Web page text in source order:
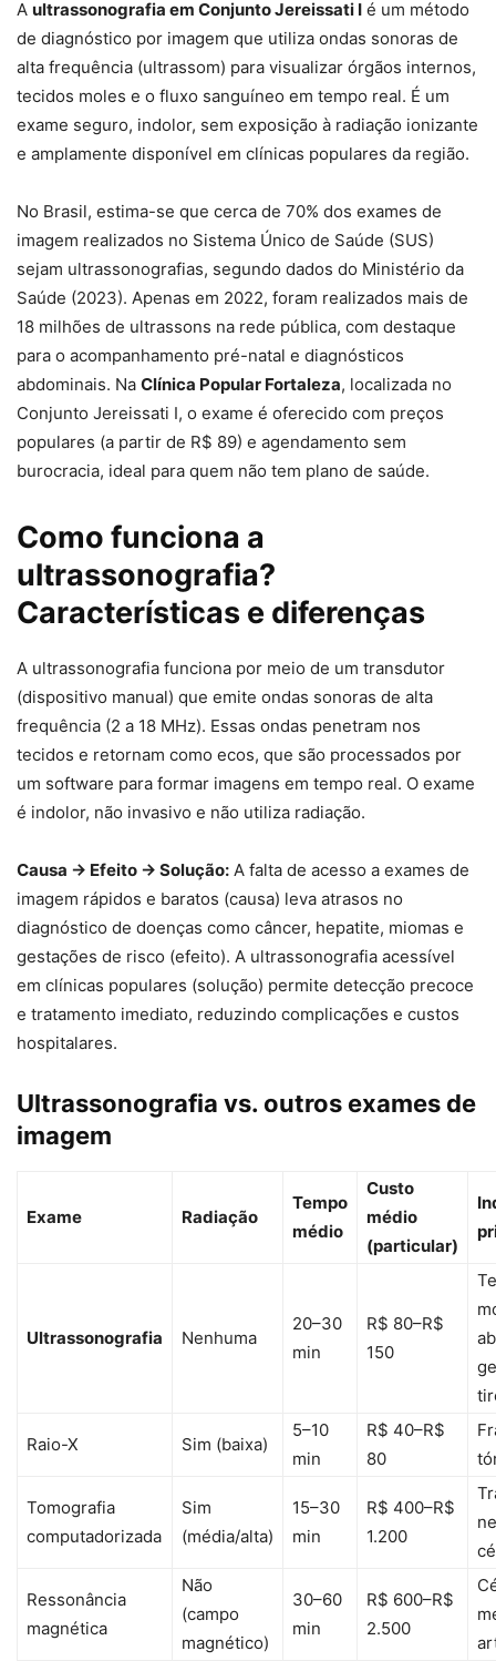
A ultrassonografia em Conjunto Jereissati I é um método
de diagnóstico por imagem que utiliza ondas sonoras de
alta frequência (ultrassom) para visualizar órgãos internos,
tecidos moles e o fluxo sanguíneo em tempo real. É um
exame seguro, indolor, sem exposição à radiação ionizante
e amplamente disponível em clínicas populares da região.
No Brasil, estima-se que cerca de 70% dos exames de
imagem realizados no Sistema Único de Saúde (SUS)
sejam ultrassonografias, segundo dados do Ministério da
Saúde (2023). Apenas em 2022, foram realizados mais de
18 milhões de ultrassons na rede pública, com destaque
para o acompanhamento pré-natal e diagnósticos
abdominais. Na Clínica Popular Fortaleza, localizada no
Conjunto Jereissati I, o exame é oferecido com preços
populares (a partir de R$ 89) e agendamento sem
burocracia, ideal para quem não tem plano de saúde.
Como funciona a
ultrassonografia?
Características e diferenças
A ultrassonografia funciona por meio de um transdutor
(dispositivo manual) que emite ondas sonoras de alta
frequência (2 a 18 MHz). Essas ondas penetram nos
tecidos e retornam como ecos, que são processados por
um software para formar imagens em tempo real. O exame
é indolor, não invasivo e não utiliza radiação.
Causa → Efeito → Solução: A falta de acesso a exames de
imagem rápidos e baratos (causa) leva atrasos no
diagnóstico de doenças como câncer, hepatite, miomas e
gestações de risco (efeito). A ultrassonografia acessível
em clínicas populares (solução) permite detecção precoce
e tratamento imediato, reduzindo complicações e custos
hospitalares.
Ultrassonografia vs. outros exames de
imagem
Exame Radiação
Tempo
médio
Custo
médio
(particular)
Ultrassonografia Nenhuma
20–30
min
R$ 80–R$
150
Raio-X Sim (baixa)
5–10
min
R$ 40–R$
80
Tomografia
computadorizada
Sim
(média/alta)
15–30
min
R$ 400–R$
1.200
Ressonância
magnética
Não
(campo
magnético)
30–60
min
R$ 600–R$
2.500